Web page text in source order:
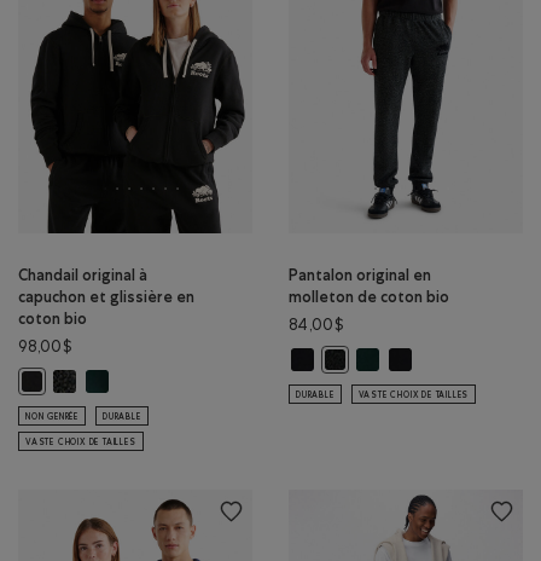
Chandail original à
capuchon et glissière en
coton bio
98,00$
Chandail original à capuchon et glissière en coton bio: NOIR Couleur
Chandail original à capuchon et glissière en coton bio: POIVRE
Chandail original à capuchon et glissière en coton bio: VARSITY
NON GENRÉE DURABLE
VASTE CHOIX DE TAILLES
Pantalon original en
molleton de coton bio
84,00$
Pantalon original en molleton de
DURABLE VASTE CHOIX DE TAILLES